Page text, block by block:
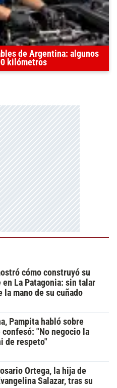
de Argentina: algunos
kilómetros
cómo construyó su
La Patagonia: sin talar
la mano de su cuñado
Pampita habló sobre
confesó: "No negocio la
de respeto"
Ortega, la hija de
Salazar, tras su